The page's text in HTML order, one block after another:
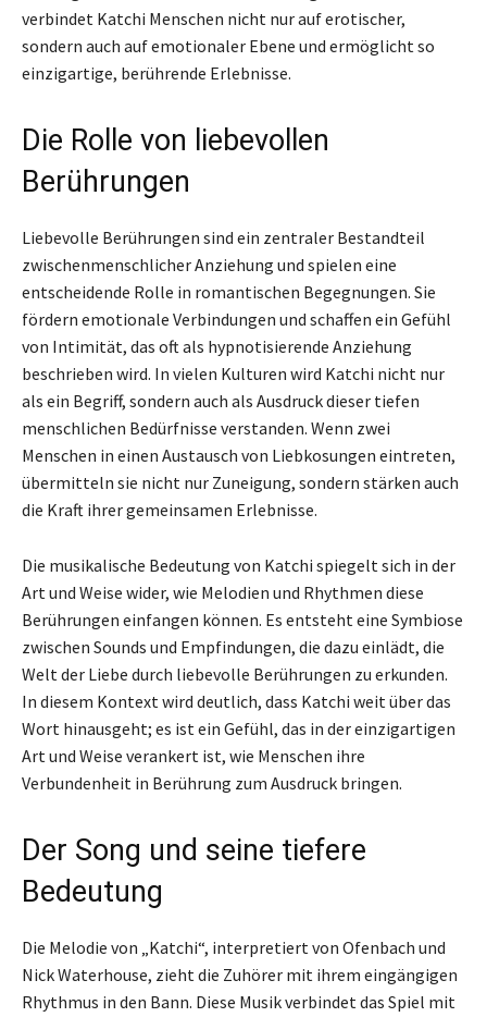
verbindet Katchi Menschen nicht nur auf erotischer,
sondern auch auf emotionaler Ebene und ermöglicht so
einzigartige, berührende Erlebnisse.
Die Rolle von liebevollen
Berührungen
Liebevolle Berührungen sind ein zentraler Bestandteil
zwischenmenschlicher Anziehung und spielen eine
entscheidende Rolle in romantischen Begegnungen. Sie
fördern emotionale Verbindungen und schaffen ein Gefühl
von Intimität, das oft als hypnotisierende Anziehung
beschrieben wird. In vielen Kulturen wird Katchi nicht nur
als ein Begriff, sondern auch als Ausdruck dieser tiefen
menschlichen Bedürfnisse verstanden. Wenn zwei
Menschen in einen Austausch von Liebkosungen eintreten,
übermitteln sie nicht nur Zuneigung, sondern stärken auch
die Kraft ihrer gemeinsamen Erlebnisse.
Die musikalische Bedeutung von Katchi spiegelt sich in der
Art und Weise wider, wie Melodien und Rhythmen diese
Berührungen einfangen können. Es entsteht eine Symbiose
zwischen Sounds und Empfindungen, die dazu einlädt, die
Welt der Liebe durch liebevolle Berührungen zu erkunden.
In diesem Kontext wird deutlich, dass Katchi weit über das
Wort hinausgeht; es ist ein Gefühl, das in der einzigartigen
Art und Weise verankert ist, wie Menschen ihre
Verbundenheit in Berührung zum Ausdruck bringen.
Der Song und seine tiefere
Bedeutung
Die Melodie von „Katchi“, interpretiert von Ofenbach und
Nick Waterhouse, zieht die Zuhörer mit ihrem eingängigen
Rhythmus in den Bann. Diese Musik verbindet das Spiel mit